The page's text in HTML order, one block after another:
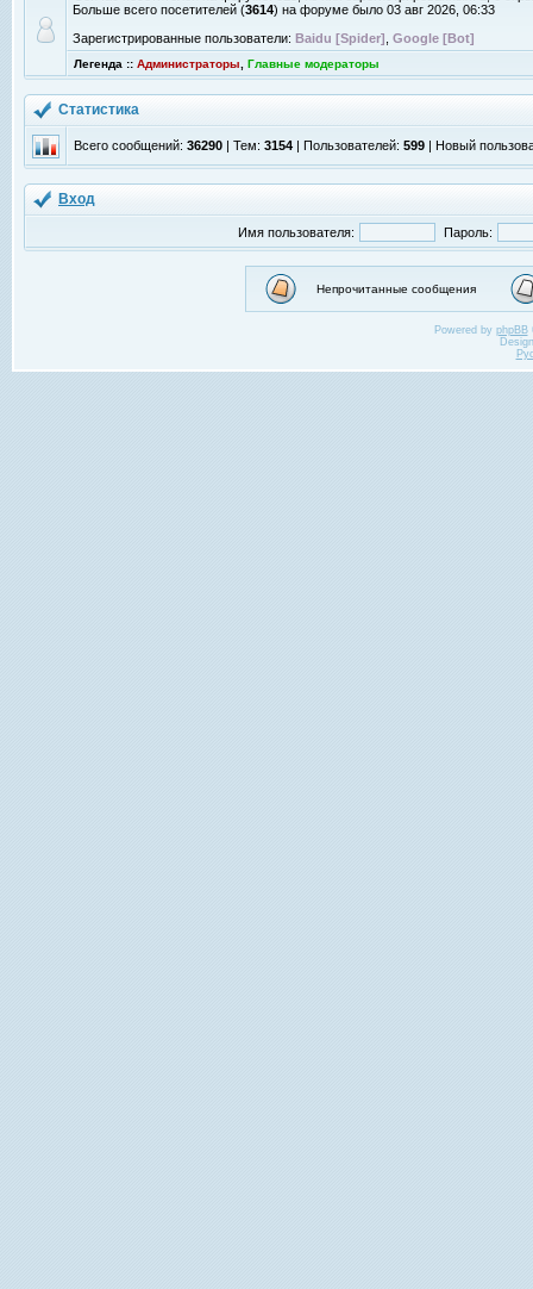
Больше всего посетителей (3614) на форуме было 03 авг 2026, 06:33
Зарегистрированные пользователи: Baidu [Spider] Google [Bot]
Легенда :: Администраторы Главные модераторы
Статистика
Всего сообщений: 36290 | Тем: 3154 | Пользователей: 599 | Новый
Вход
Имя пользователя: Пароль:
Непрочитанные сообщения
Powered by phpBB